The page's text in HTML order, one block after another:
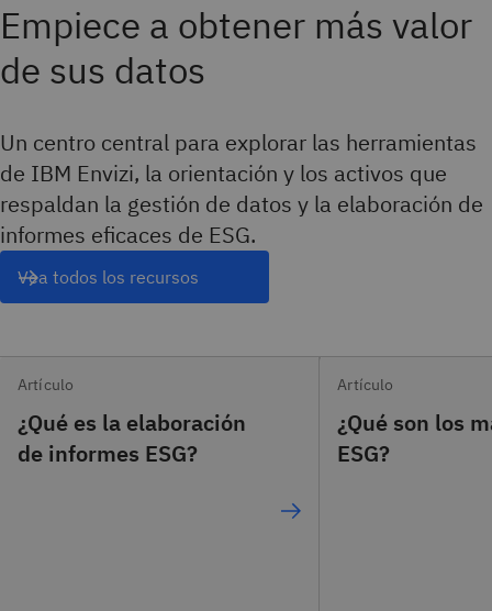
Empiece a obtener más valor
de sus datos
Un centro central para explorar las herramientas
de IBM Envizi, la orientación y los activos que
respaldan la gestión de datos y la elaboración de
informes eficaces de ESG.
Vea todos los recursos
Artículo
¿Qué es la elaboración
de informes ESG?
Artículo
¿Qué son los
ESG?